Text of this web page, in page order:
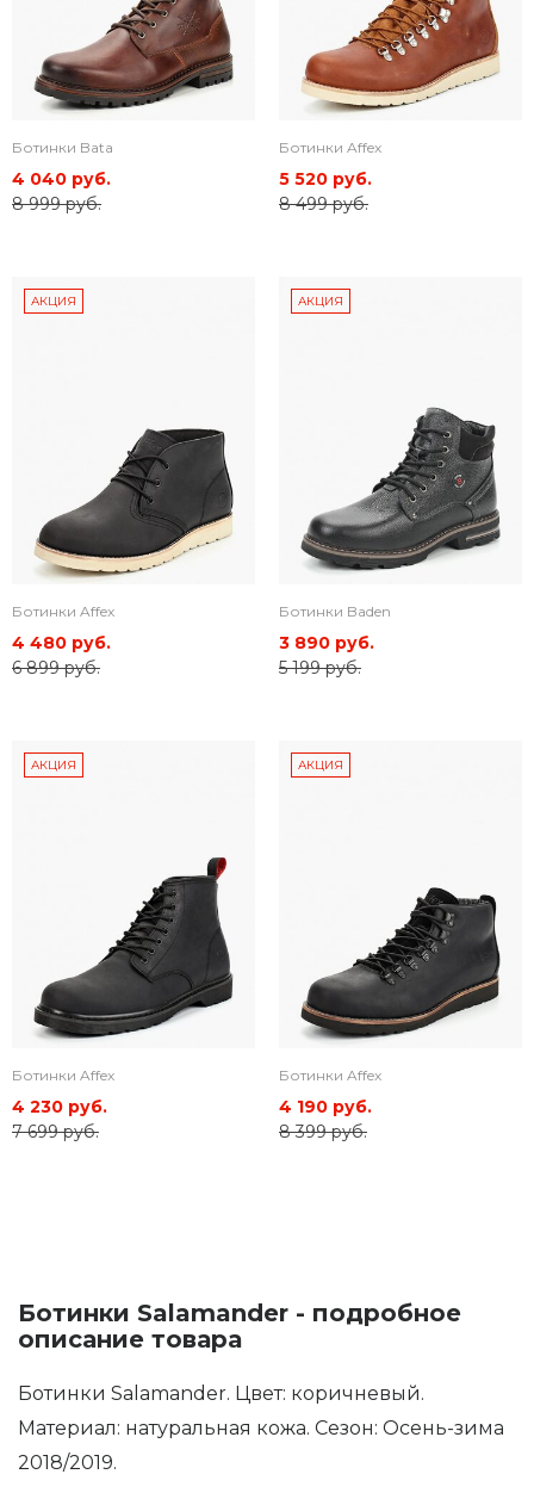
Ботинки Bata
4 040 руб.
8 999 руб.
Ботинки Affex
5 520 руб.
8 499 руб.
АКЦИЯ
Ботинки Affex
4 480 руб.
6 899 руб.
АКЦИЯ
Ботинки Baden
3 890 руб.
5 199 руб.
АКЦИЯ
Ботинки Affex
4 230 руб.
7 699 руб.
АКЦИЯ
Ботинки Affex
4 190 руб.
8 399 руб.
Ботинки Salamander - подробное
описание товара
Ботинки Salamander. Цвет: коричневый.
Материал: натуральная кожа. Сезон: Осень-зима
2018/2019.